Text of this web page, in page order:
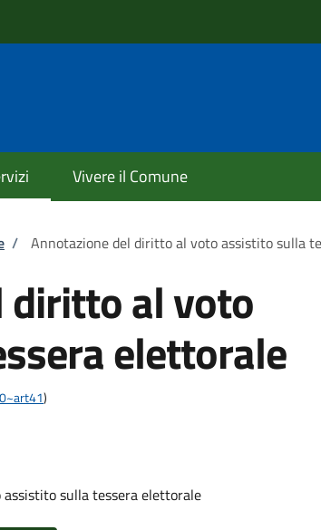
Vivere il Comune
/ Annotazione del diritto al voto assistito sulla
diritto al voto
elettorale
)
sulla tessera elettorale